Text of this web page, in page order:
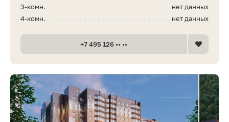
нет данных
3-комн.
нет данных
4-комн.
+7 495 126 •• ••